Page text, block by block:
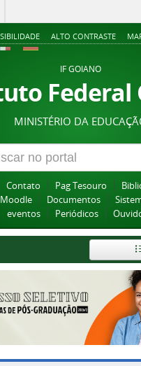
Acesso
ALTO CONTRASTE
IF GOIANO
Federal
MINISTÉRIO DA
Contato Pag Tesouro
Moodle
Documentos
eventos
Periódicos